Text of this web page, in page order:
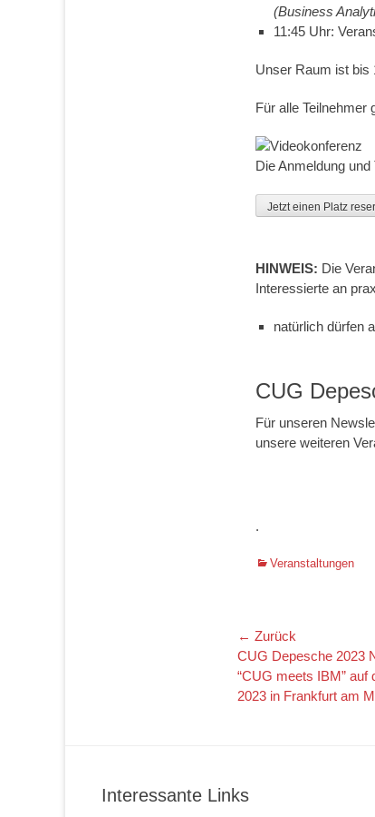
(Business
11:45 Uhr:
Unser Raum ist bis
Für alle Teilnehmer
Die Anmeldung
Jetzt einen Platz
HINWEIS: Die
Interessierte an
natürlich dürfen
CUG
Für unseren
unsere weiteren
.
Kategorien
Veranstaltungen
← Zurück
Vorheriger
Beitrag:
CUG Depesche 2023
“CUG meets IBM” auf
2023 in Frankfurt am
Interessante Links